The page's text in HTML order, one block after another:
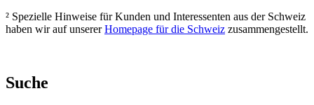
² Spezielle Hinweise für Kunden und Interessenten aus der Schweiz
haben wir auf unsererHomepage für die Schweiz zusammengestellt.
Suche